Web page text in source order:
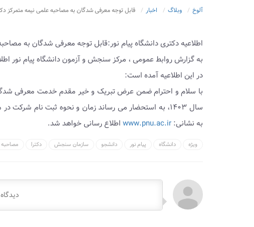
آلوخ وبلاگ اخبار قابل توجه معرفی شدگان به مصاحبه علمی نیمه متمرکز
اطلاعیه دکتری دانشگاه پیام نور:قابل توجه معرفی شدگان به
به گزارش روابط عمومی ، مرکز سنجش و آزمون دانشگاه پیام نور
در این اطلاعیه آمده است:
سال ۱۴۰۳، به استحضار می رساند زمان و نحوه ثبت نام
به نشانی: www.pnu.ac.ir اطلاع رسانی خواهد شد.
ویژه دانشگاه پیام نور دانشجو سازمان سنجش دکترا مصاحبه